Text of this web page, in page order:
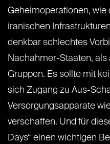
Geheimoperationen, wie
iranischen
denkbar schlechtes
Nachahmer-Staaten,
Gruppen. Es sollte mit
sich Zugang zu Aus-
Versorgungsapparate
verschaffen. Und für
Days“ einen wichtigen